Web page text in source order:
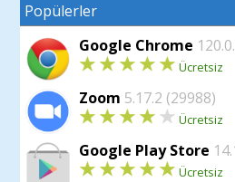
Popülerler
Google Chrome
Ücretsiz
Zoom 5.17.2 (29988)
Ücretsiz
Google Play Store
Ücretsiz